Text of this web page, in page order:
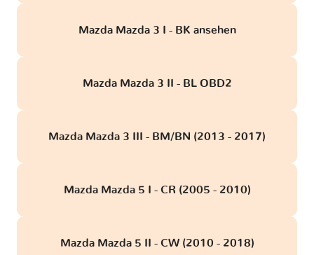
Mazda Mazda 3 I - BK ansehen
Mazda Mazda 3 II - BL OBD2
Mazda Mazda 3 III - BM/BN (2013 - 2017)
Mazda Mazda 5 I - CR (2005 - 2010)
Mazda Mazda 5 II - CW (2010 - 2018)